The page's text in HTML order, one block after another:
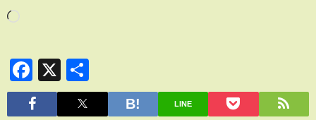
Facebook
X
有
LINE